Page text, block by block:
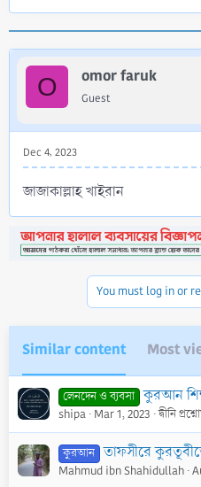
:
O omor faruk
Guest
Dec 4, 2023
জাজাকাল্লাহ খাইরান
You must log in or
Similar content Most
লেনদেন ও ব্যবসা কুরআন শিক্ষা, ওয়াজ মাহফিল,
shipa Mar 1, 2023 দ্বীনি
কুরআন
Mahmud ibn Shahidullah